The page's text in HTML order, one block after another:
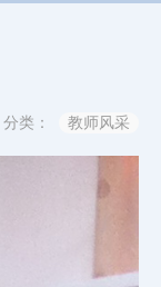
分类： 教师风采